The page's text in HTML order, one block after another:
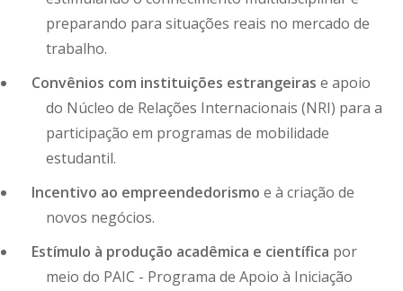
preparando para situações reais no mercado de
trabalho.
Convênios com instituições estrangeiras e apoio
do Núcleo de Relações Internacionais (NRI) para a
participação em programas de mobilidade
estudantil.
Incentivo ao empreendedorismo e à criação de
novos negócios.
Estímulo à produção acadêmica e científica por
meio do PAIC - Programa de Apoio à Iniciação